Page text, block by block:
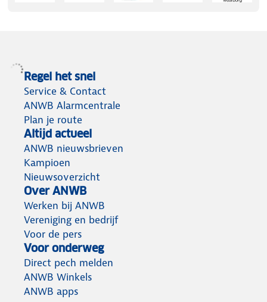
Regel het snel
Service & Contact
ANWB Alarmcentrale
Plan je route
Altijd actueel
ANWB nieuwsbrieven
Kampioen
Nieuwsoverzicht
Over ANWB
Werken bij ANWB
Vereniging en bedrijf
Voor de pers
Voor onderweg
Direct pech melden
ANWB Winkels
ANWB apps